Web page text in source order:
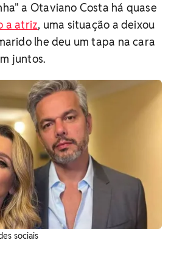
a Otaviano Costa há quase
a atriz, uma situação a deixou
lhe deu um tapa na cara
juntos.
sociais